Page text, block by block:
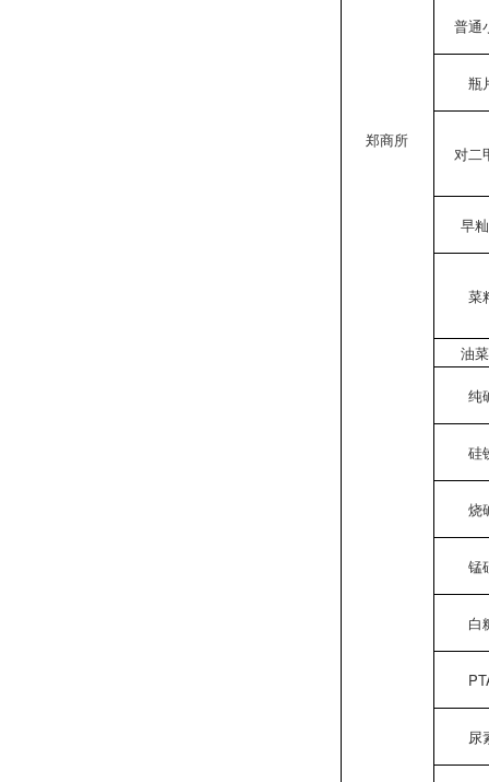
郑商所
普通
瓶
对二
早
菜
油
纯
硅
烧
锰
白
尿